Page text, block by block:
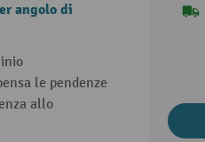
angolo di
le pendenze
allo